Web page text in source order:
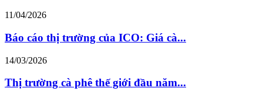
11/04/2026
Báo cáo thị trường của ICO: Giá cà...
14/03/2026
Thị trường cà phê thế giới đầu năm...